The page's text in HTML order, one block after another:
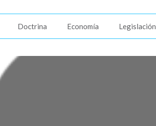
Doctrina Economía Legislación